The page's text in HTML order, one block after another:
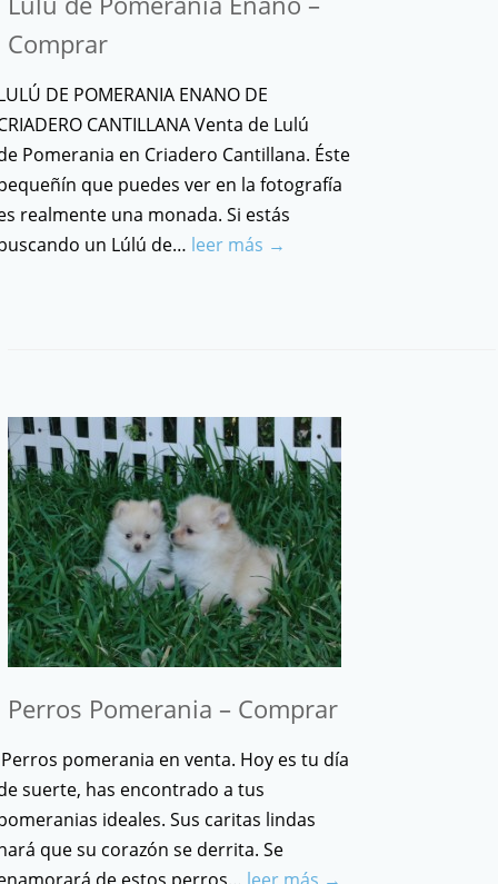
Comprar
DE POMERANIA ENANO DE
CANTILLANA Venta de Lulú
Pomerania en Criadero Cantillana. Éste
que puedes ver en la fotografía
realmente una monada. Si estás
un Lúlú de… leer más →
Perros Pomerania – Comprar
pomerania en venta. Hoy es tu día
suerte, has encontrado a tus
ideales. Sus caritas lindas
que su corazón se derrita. Se